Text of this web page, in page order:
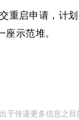
重启申请，计
示范堆。
于传递更多信息之